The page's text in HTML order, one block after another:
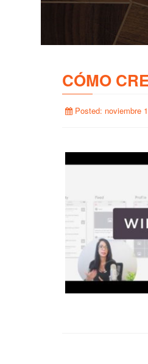
CÓMO
Posted: noviembre